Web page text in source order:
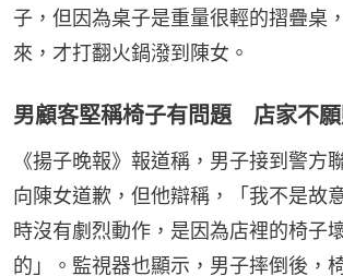
子，但因為桌子是重量很輕的摺疊桌
來，才打翻火鍋潑到陳女。
男顧客堅稱椅子有問題 店家不
《揚子晚報》報道稱，男子接到警方
向陳女道歉，但他辯稱，「我不是故
時沒有劇烈動作，是因為店裡的椅子
的」。監視器也顯示，男子摔倒後，